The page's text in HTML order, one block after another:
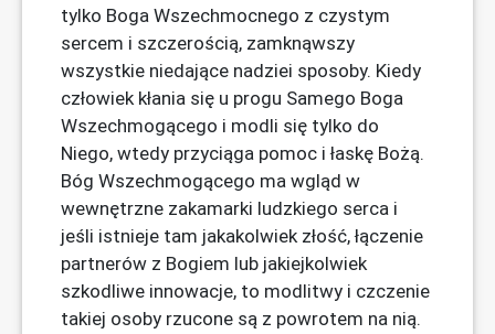
tylko Boga Wszechmocnego z czystym
sercem i szczerością, zamknąwszy
wszystkie niedające nadziei sposoby. Kiedy
człowiek kłania się u progu Samego Boga
Wszechmogącego i modli się tylko do
Niego, wtedy przyciąga pomoc i łaskę Bożą.
Bóg Wszechmogącego ma wgląd w
wewnętrzne zakamarki ludzkiego serca i
jeśli istnieje tam jakakolwiek złość, łączenie
partnerów z Bogiem lub jakiejkolwiek
szkodliwe innowacje, to modlitwy i czczenie
takiej osoby rzucone są z powrotem na nią.